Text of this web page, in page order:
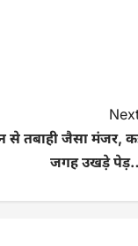
से तबाही जैसा मंजर,
जगह उखड़े